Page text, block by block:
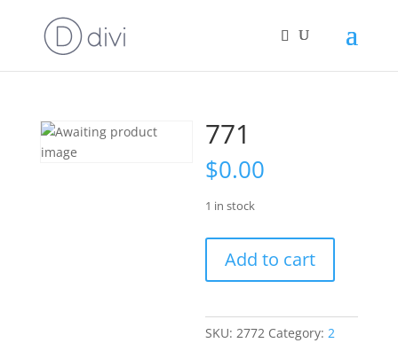
771
$0.00
1 in stock
quantity
Add to cart
SKU:2772 Category:2